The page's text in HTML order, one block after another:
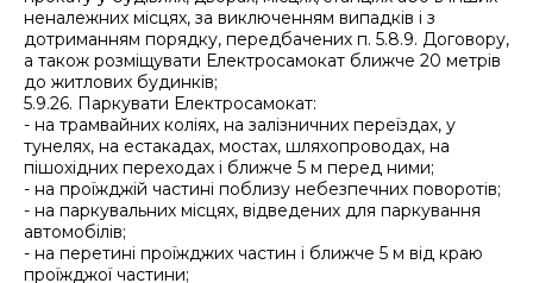
неналежних місцях, за виключенням випадків і з
дотриманням порядку, передбачених п. 5.8.9. Договору,
а також розміщувати Електросамокат ближче 20 метрів
до житлових будинків;
5.9.26. Паркувати Електросамокат:
- на трамвайних коліях, на залізничних переїздах, у
тунелях, на естакадах, мостах, шляхопроводах, на
пішохідних переходах і ближче 5 м перед ними;
- на проїжджій частині поблизу небезпечних поворотів;
- на паркувальних місцях, відведених для паркування
автомобілів;
- на перетині проїжджих частин і ближче 5 м від краю
проїжджої частини;